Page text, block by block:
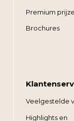
Premium
Brochures
Veelgestelde
Highlights en